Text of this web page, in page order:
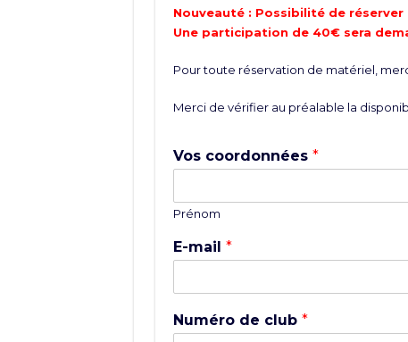
Nouveauté : Possibilité de
Une participation de 40€ sera
Pour toute réservation de matériel,
Merci de vérifier au préalable la
Vos coordonnées *
Prénom
E-mail *
Numéro de club *